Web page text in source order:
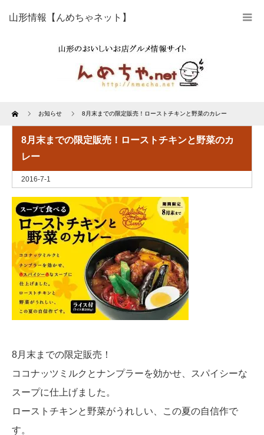
山形情報【んめちゃネット】
Home お知らせ 8月末までの限定販売！ローストチキンと野菜のカレー
8月末までの限定販売！ローストチキンと野菜のカ
レー
2016-7-1
8月末までの限定販売！
ココナッツミルクとナンプラーを効かせ、スパイシーな
スープに仕上げました。
ローストチキンと野菜がうれしい、この夏の自信作で
す。